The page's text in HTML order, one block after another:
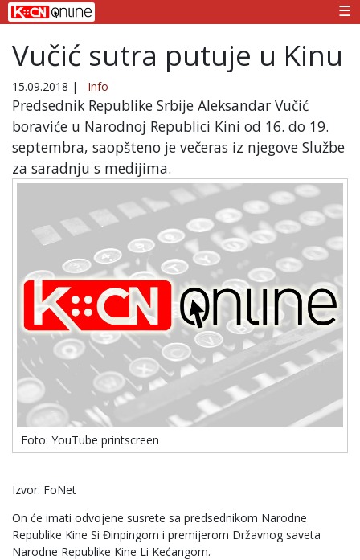
☰
Vučić sutra putuje u Kinu
15.09.2018 | Info
Predsednik Republike Srbije Aleksandar Vučić
boraviće u Narodnoj Republici Kini od 16. do 19.
septembra, saopšteno je večeras iz njegove Službe
za saradnju s medijima.
Foto: YouTube printscreen
Izvor: FoNet
On će imati odvojene susrete sa predsednikom Narodne
Republike Kine Si Đinpingom i premijerom Državnog saveta
Narodne Republike Kine Li Kećangom.